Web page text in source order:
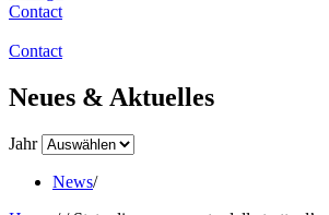
Contact
Contact
Neues & Aktuelles
Jahr
News/